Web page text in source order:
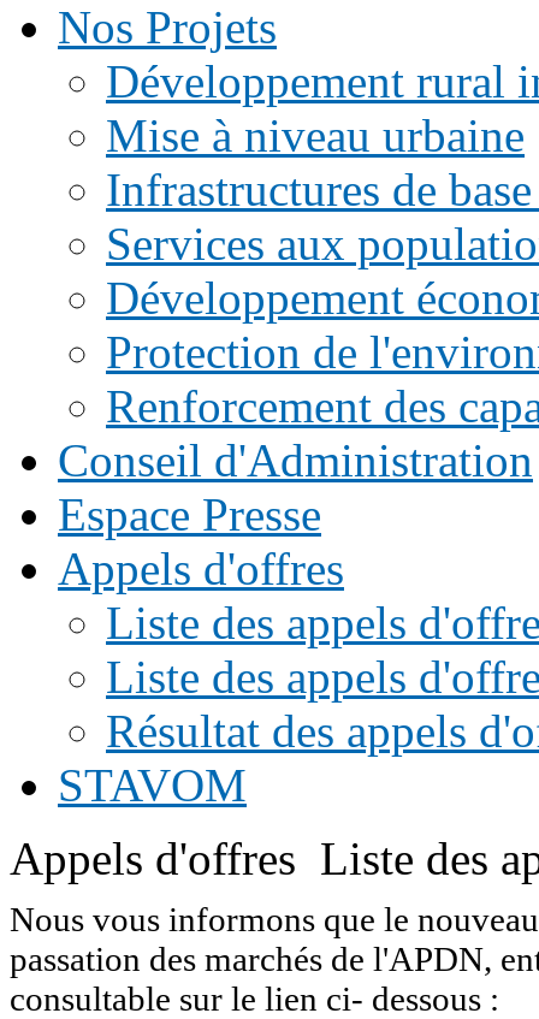
Nos Projets
Développement rural
Mise à niveau urbaine
Infrastructures de
Services aux
Développement
Protection de
Renforcement des
Conseil d'Administration
Espace Presse
Appels d'offres
Liste des appels
Liste des appels
Résultat des appels
STAVOM
Appels d'offres Liste des
Nous vous informons que le
passation des marchés de l'APDN,
consultable sur le lien ci- dessous :